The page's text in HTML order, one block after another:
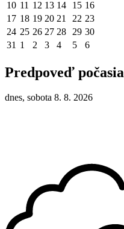
10 11 12 13 14 15 16
17 18 19 20 21 22 23
24 25 26 27 28 29 30
31 1 2 3 4 5 6
Predpoveď počasia
dnes, sobota 8. 8. 2026